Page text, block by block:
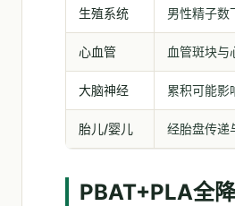
生殖系统 男性精子数
心血管 血管斑块与
大脑神经 累积可能影
胎儿/婴儿 经胎盘传递
PBAT+PLA全